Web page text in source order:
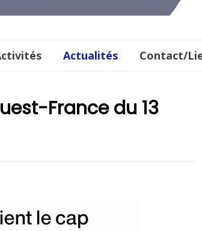
Actualités Contact/
France du 13